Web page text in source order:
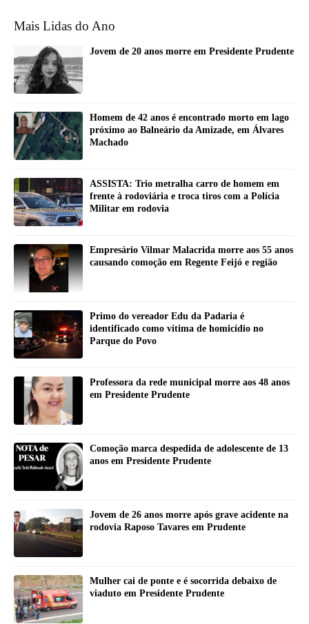
Mais Lidas do Ano
Jovem de 20 anos morre em Presidente Prudente
Homem de 42 anos é encontrado morto em lago
próximo ao Balneário da Amizade, em Álvares
Machado
ASSISTA: Trio metralha carro de homem em
frente à rodoviária e troca tiros com a Polícia
Militar em rodovia
Empresário Vilmar Malacrida morre aos 55 anos
causando comoção em Regente Feijó e região
Primo do vereador Edu da Padaria é
identificado como vítima de homicídio no
Parque do Povo
Professora da rede municipal morre aos 48 anos
em Presidente Prudente
Comoção marca despedida de adolescente de 13
anos em Presidente Prudente
Jovem de 26 anos morre após grave acidente na
rodovia Raposo Tavares em Prudente
Mulher cai de ponte e é socorrida debaixo de
viaduto em Presidente Prudente